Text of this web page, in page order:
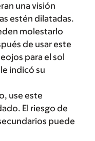
una visión
estén dilatadas.
molestarlo
de usar este
para el sol
indicó su
use este
El riesgo de
puede